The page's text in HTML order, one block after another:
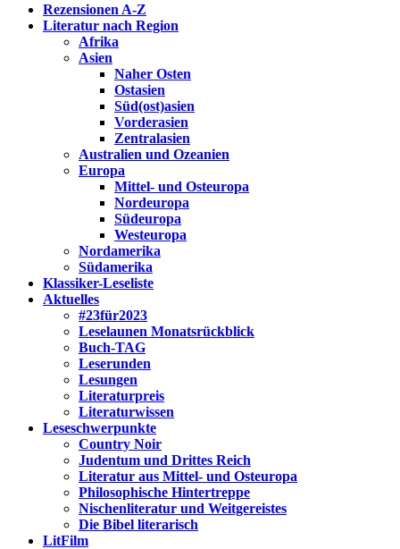
Rezensionen A-Z
Literatur nach Region
Afrika
Asien
Naher Osten
Ostasien
Süd(ost)asien
Vorderasien
Zentralasien
Australien und Ozeanien
Europa
Mittel- und Osteuropa
Nordeuropa
Südeuropa
Westeuropa
Nordamerika
Südamerika
Klassiker-Leseliste
Aktuelles
#23für2023
Leselaunen Monatsrückblick
Buch-TAG
Leserunden
Lesungen
Literaturpreis
Literaturwissen
Leseschwerpunkte
Country Noir
Judentum und Drittes Reich
Literatur aus Mittel- und Osteuropa
Philosophische Hintertreppe
Nischenliteratur und Weitgereistes
Die Bibel literarisch
LitFilm